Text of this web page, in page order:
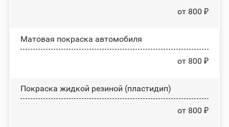
от 800 ₽
Матовая покраска автомобиля
от 800 ₽
Покраска жидкой резиной (пластидип)
от 800 ₽